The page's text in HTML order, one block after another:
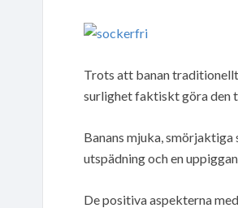
Trots att banan
surlighet faktiskt göra den
Banans mjuka,
utspädning och en
De positiva aspekterna